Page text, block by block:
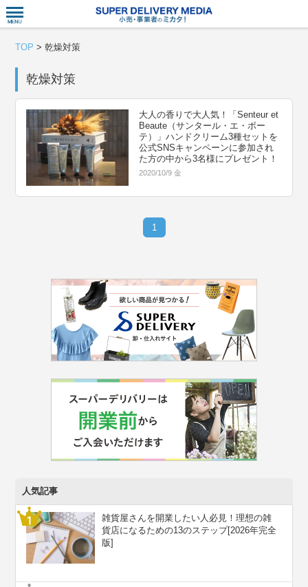
TOP >乾燥対策
乾燥対策
大人の香りで大人気！「Senteur et
Beaute（サンタール・エ・ボー
テ）」ハンドクリーム3種セットを
公式SNSキャンペーンに参加され
た方の中から3名様にプレゼント！
2020/10/9 金
1
人気記事
雑貨屋さんを開業したい人必見！理想の雑
貨店になるための13のステップ[2026年完全
版]